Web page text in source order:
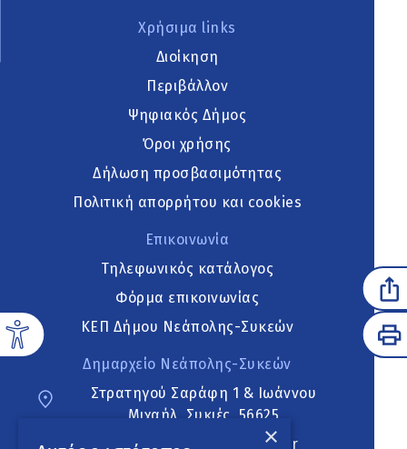
Χρήσιμα links
Διοίκηση
Περιβάλλον
Ψηφιακός Δήμος
Όροι χρήσης
Δήλωση προσβασιμότητας
Πολιτική απορρήτου και cookies
Επικοινωνία
Τηλεφωνικός κατάλογος
Φόρμα επικοινωνίας
ΚΕΠ Δήμου Νεάπολης-Συκεών
Δημαρχείο Νεάπολης-Συκεών
Στρατηγού Σαράφη 1 & Ιωάννου
Μιχαήλ, Συκιές, 56625
neapoli.sykies@ddt.gov.gr
×